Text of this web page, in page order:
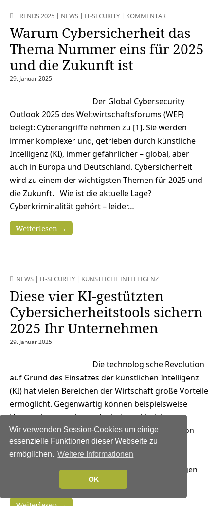
Wir verwenden Session-Cookies um einige
essenzielle Funktionen dieser Webseite zu
ermöglichen. Weitere Informationen
OK
TRENDS 2025 | NEWS | IT-SECURITY | KOMMENTAR
Warum Cybersicherheit das
Thema Nummer eins für 2025
und die Zukunft ist
29. Januar 2025
Der Global Cybersecurity
Outlook 2025 des Weltwirtschaftsforums (WEF)
belegt: Cyberangriffe nehmen zu [1]. Sie werden
immer komplexer und, getrieben durch künstliche
Intelligenz (KI), immer gefährlicher – global, aber
auch in Europa und Deutschland. Cybersicherheit
wird zu einem der wichtigsten Themen für 2025 und
die Zukunft. Wie ist die aktuelle Lage?
Cyberkriminalität gehört – leider…
Weiterlesen →
NEWS | IT-SECURITY | KÜNSTLICHE INTELLIGENZ
Diese vier KI-gestützten
Cybersicherheitstools sichern
2025 Ihr Unternehmen
29. Januar 2025
Die technologische Revolution
auf Grund des Einsatzes der künstlichen Intelligenz
(KI) hat vielen Bereichen der Wirtschaft große Vorteile
ermöglicht. Gegenwärtig können beispielsweise
Unternehmen weltweit dank der zahlreichen
verfügbaren KI-gestützten Tools und Systeme von
einer höheren Produktivität und verbesserten
Effizienz profitieren. Diese Fortschritte in der KI-
Technologie sind jedoch zu einem zweischneidigen
Schwert geworden. Auch die KI-bezogenen…